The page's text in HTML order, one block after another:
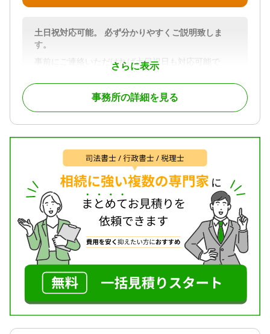
相続専門チームの弁護士が専任で対応するため、遺
産分割・遺留分・相続放棄・相続登記まで、幅広い
お困りごとを1つの窓口でご相談いただけます。
【弁護士法人東京新宿法律事務所の無料相談ででき
・相続登記や相続税申告まで、まとめて相談できる
窓口を探している
対応地域
東京、神奈川、埼玉、千葉
対応業務
遺言書 / 遺産分割 / 相続財産調査 / 相続税申告 / 相続
登記 / 相続放棄 / 成年後見 / 家族信託 / 相続手続き /
銀行手続き / 戸籍収集 / 相続税対策 / 相続人調査 / 相
続トラブル（弁護士相談）
対応体制
電話相談可 / 女性スタッフ対応可 / 土日相談可 / 初回
相談無料 / 18時以降相談可 / オンライン面談可 / 事務
所面談可
タッフがアドバイスします。もちろん、当事務所で
は、個人で幅広い層のお客様の様々な相談案件にも
取り組んでいます。
我々は、どのような分野の問題についても、お客様
が最善の選択ができるようにお手伝いしているので
対応地域
主に、近畿２府４県にお住まいのお客様または所在
対応業務
遺言書 / 遺産分割 / 相続財産調査 / 相続登記 / 相続放
棄 / 成年後見 / 家族信託 / 相続手続き / 銀行手続き /
戸籍収集 / 相続人調査
対応体制
女性スタッフ対応可 / 土日相談可 / 事務所面談可
さらに表示
土日祝対応可能。 必ず分かりやすくご説明致しま
す。
事前にご連絡いただければ土日祝日も対応可能で
経験豊富な司法書士が丁寧かつスピーディーに対応
させていただきます。
不動産や預貯金等の相続手続き、遺言書の作成、遺
をさせていただきます。
携帯電話、LINEなど様々な手段で連絡可能です。
どうぞお気軽にお問い合わせください。
対応地域
相続：全国 贈与：大阪府 放棄：全国
対応業務
遺言書 / 遺産分割 / 相続登記 / 相続放棄 / 相続手続き
/ 銀行手続き / 戸籍収集 / 生前贈与（不動産名義変
更）
対応体制
電話相談可 / 土日相談可 / 初回相談無料 / 18時以降相
談可 / オンライン面談可 / 事務所面談可
事務所の詳細を見る